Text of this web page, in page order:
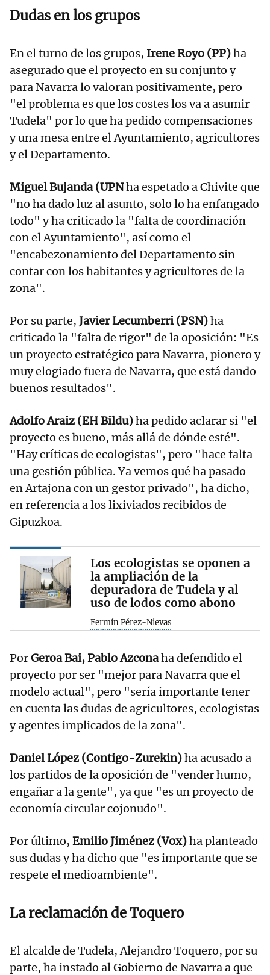
Dudas en los grupos
En el turno de los grupos, Irene Royo (PP)ha
asegurado que el proyecto en su conjunto y
para Navarra lo valoran positivamente, pero
"el problema es que los costes los va a asumir
Tudela" por lo que ha pedido compensaciones
y una mesa entre el Ayuntamiento, agricultores
y el Departamento.
Miguel Bujanda (UPNha espetado a Chivite que
"no ha dado luz al asunto, solo lo ha enfangado
todo" y ha criticado la "falta de coordinación
con el Ayuntamiento", así como el
"encabezonamiento del Departamento sin
contar con los habitantes y agricultores de la
zona".
Por su parte, Javier Lecumberri (PSN)ha
criticado la "falta de rigor" de la oposición: "Es
un proyecto estratégico para Navarra, pionero y
muy elogiado fuera de Navarra, que está dando
buenos resultados".
Adolfo Araiz (EH Bildu)ha pedido aclarar si "el
proyecto es bueno, más allá de dónde esté".
"Hay críticas de ecologistas", pero "hace falta
una gestión pública. Ya vemos qué ha pasado
en Artajona con un gestor privado", ha dicho,
en referencia a los lixiviados recibidos de
Gipuzkoa.
Los ecologistas se oponen a
la ampliación de la
depuradora de Tudela y al
uso de lodos como abono
Fermín Pérez-Nievas
PorGeroa Bai, Pablo Azconaha defendido el
proyecto por ser "mejor para Navarra que el
modelo actual", pero "sería importante tener
en cuenta las dudas de agricultores, ecologistas
y agentes implicados de la zona".
Daniel López (Contigo-Zurekin)ha acusado a
los partidos de la oposición de "vender humo,
engañar a la gente", ya que "es un proyecto de
economía circular cojonudo".
Por último, Emilio Jiménez (Vox)ha planteado
sus dudas y ha dicho que "es importante que se
respete el medioambiente".
La reclamación de Toquero
El alcalde de Tudela, Alejandro Toquero, por su
parte, ha instado al Gobierno de Navarra a que